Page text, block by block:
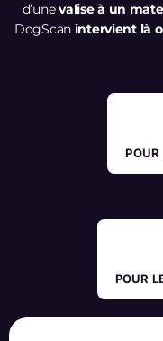
d’unevalise à un
DogScan intervient là
POUR
POUR